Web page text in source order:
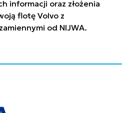
informacji oraz złożenia
flotę Volvo z
od NIJWA.